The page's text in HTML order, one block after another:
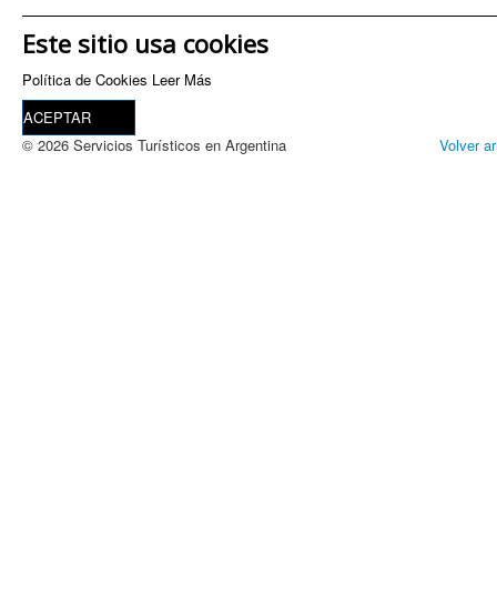
Este sitio usa cookies
Política de Cookies Leer Más
ACEPTAR
Volver
© 2026 Servicios Turísticos en Argentina